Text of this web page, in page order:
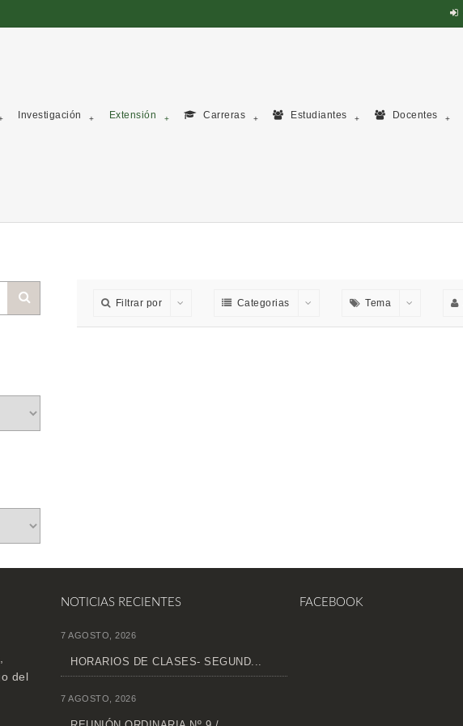
Investigación Extensión Carreras Estudiantes Docentes
Filtrar por Categorias Tema
del
NOTICIAS RECIENTES
7 AGOSTO, 2026
HORARIOS DE CLASES- SEGUND...
7 AGOSTO, 2026
FACEBOOK